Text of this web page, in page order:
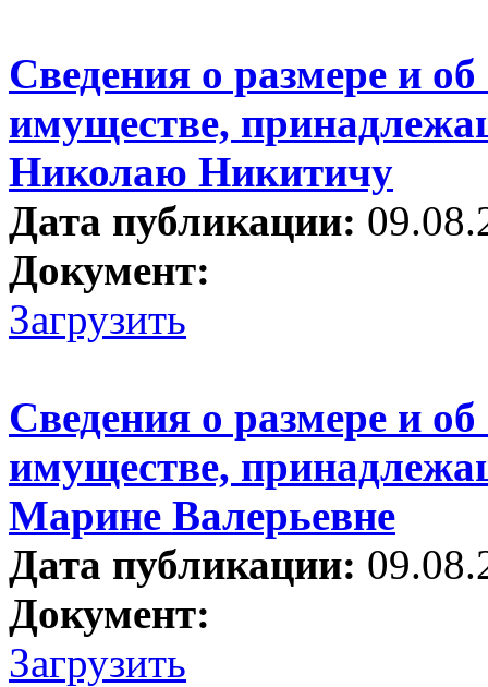
Сведения о размере и
имуществе,
Николаю Никитичу
Дата публикации:
Документ:
Загрузить
Сведения о размере и
имуществе,
Марине Валерьевне
Дата публикации:
Документ:
Загрузить